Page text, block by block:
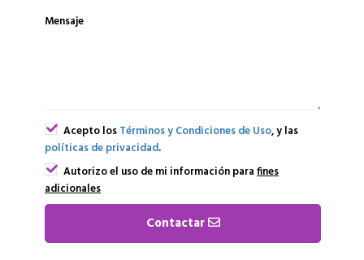
Mensaje
Acepto losTérminos y Condiciones de Uso, y las
políticas de privacidad.
Autorizo el uso de mi información parafines
adicionales
Contactar